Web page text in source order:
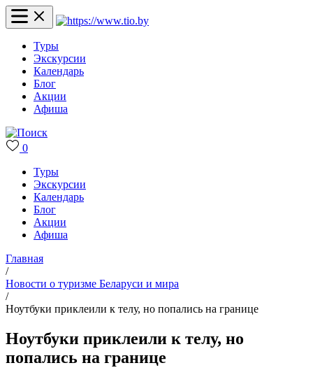
Туры
Экскурсии
Календарь
Блог
Акции
Афиша
0
Туры
Экскурсии
Календарь
Блог
Акции
Афиша
Главная
/
Новости о туризме Беларуси и мира
/
Ноутбуки приклеили к телу, но попались на границе
Ноутбуки приклеили к телу, но
попались на границе